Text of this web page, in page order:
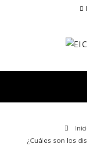
¿Cuáles son los